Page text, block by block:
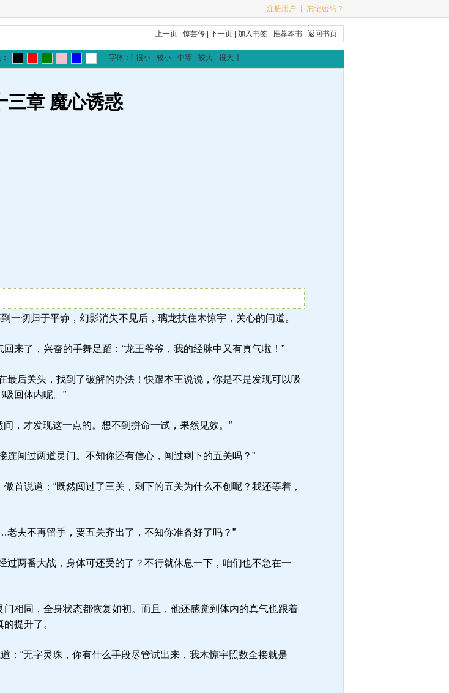
注册用户 ┊ 忘记密码？
上一页 |惊芸传 |下一页 |加入书签 |推荐本书 |返回书页
字体： [ 很小 较小 中等 较大 很大 ]
三章 魔心诱惑
一切归于平静，幻影消失不见后，璃龙扶住木惊宇，关心的问道。
来了，兴奋的手舞足蹈：“龙王爷爷，我的经脉中又有真气啦！”
后关头，找到了破解的办法！快跟本王说说，你是不是发现可以吸
回体内呢。”
，才发现这一点的。想不到拼命一试，果然见效。”
闯过两道灵门。不知你还有信心，闯过剩下的五关吗？”
首说道：“既然闯过了三关，剩下的五关为什么不创呢？我还等着，
夫不再留手，要五关齐出了，不知你准备好了吗？”
两番大战，身体可还受的了？不行就休息一下，咱们也不急在一
相同，全身状态都恢复如初。而且，他还感觉到体内的真气也跟着
提升了。
：“无字灵珠，你有什么手段尽管试出来，我木惊宇照数全接就是